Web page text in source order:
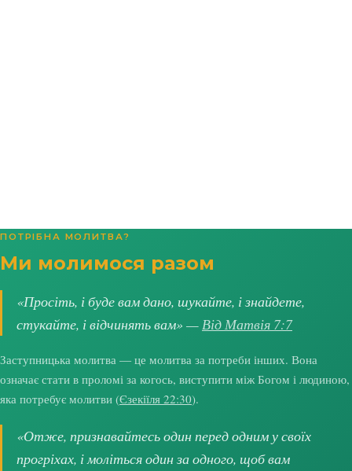
ПОТРІБНА МОЛИТВА?
Ми молимося разом
«Просіть, і буде вам дано, шукайте, і знайдете,
стукайте, і відчинять вам» —Від Матвія 7:7
Заступницька молитва — це молитва за потреби інших. Вона
означає стати в проломі за когось, виступити між Богом і людиною,
яка потребує молитви (Єзекіїля 22:30).
«Отже, признавайтесь один перед одним у своїх
прогріхах, і моліться один за одного, щоб вам